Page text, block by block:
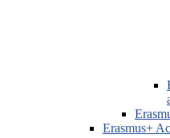
Erasmus+